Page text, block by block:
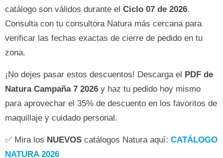
catálogo son válidos durante el Ciclo 07 de 2026.
Consulta con tu consultora Natura más cercana para
verificar las fechas exactas de cierre de pedido en tu
zona.
¡No dejes pasar estos descuentos! Descarga el PDF de
Natura Campaña 7 2026 y haz tu pedido hoy mismo
para aprovechar el 35% de descuento en los favoritos de
maquillaje y cuidado personal.
✅ Mira los NUEVOS catálogos Natura aquí: CATÁLOGO
NATURA 2026